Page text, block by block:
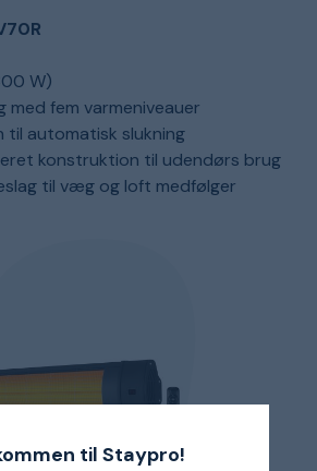
til Staypro!
W)
med fem varmeniveauer
til automatisk slukning
konstruktion til udendørs brug
til væg og loft medfølger